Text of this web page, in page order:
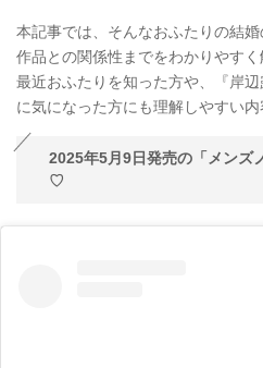
本記事では、そんなおふたりの結
作品との関係性までをわかりやすく
最近おふたりを知った方や、『岸
に気になった方にも理解しやすい
2025年5月9日発売の「メンズ
♡